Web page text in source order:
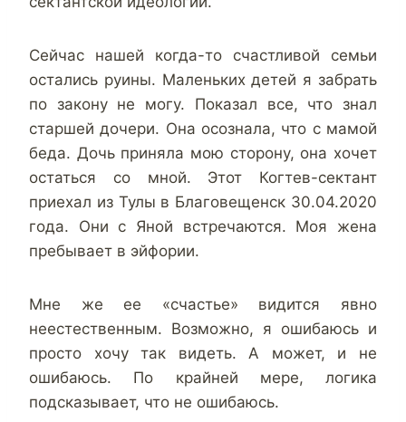
Сейчас нашей когда-то счастливой семьи
остались руины. Маленьких детей я забрать
по закону не могу. Показал все, что знал
старшей дочери. Она осознала, что с мамой
беда. Дочь приняла мою сторону, она хочет
остаться со мной. Этот Когтев-сектант
приехал из Тулы в Благовещенск 30.04.2020
года. Они с Яной встречаются. Моя жена
пребывает в эйфории.
Мне же ее «счастье» видится явно
неестественным. Возможно, я ошибаюсь и
просто хочу так видеть. А может, и не
ошибаюсь. По крайней мере, логика
подсказывает, что не ошибаюсь.